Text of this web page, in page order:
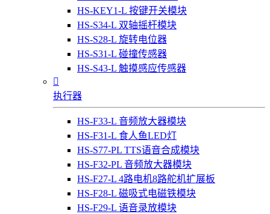
HS-KEY1-L 按键开关模块
HS-S34-L 双轴摇杆模块
HS-S28-L 旋转电位器
HS-S31-L 碰撞传感器
HS-S43-L 触摸感应传感器

执行器
HS-F33-L 音频放大器模块
HS-F31-L 食人鱼LED灯
HS-S77-PL TTS语音合成模块
HS-F32-PL 音频放大器模块
HS-F27-L 4路电机8路舵机扩展板
HS-F28-L 磁吸式电磁铁模块
HS-F29-L 语音录放模块